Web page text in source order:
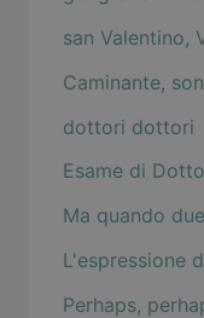
san Valentino,
Caminante,
dottori dottori
Esame di
Ma quando
L'espressione
Perhaps,